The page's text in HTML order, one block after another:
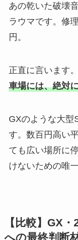
あの乾いた破壊
ラウマです。修
円。
正直に言います。
車場には、絶対
GXのような大型
す。数百円高い
ても広い場所に
けないための唯
【比較】GX
への最終判断